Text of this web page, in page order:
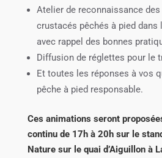
Atelier de reconnaissance
crustacés pêchés à pied dans
avec rappel des bonnes
Diffusion de réglettes pour le
Et toutes les réponses à vos
pêche à pied responsable.
Ces animations seront
continu de 17h à 20h sur le
Nature sur le quai d’Aiguillon à